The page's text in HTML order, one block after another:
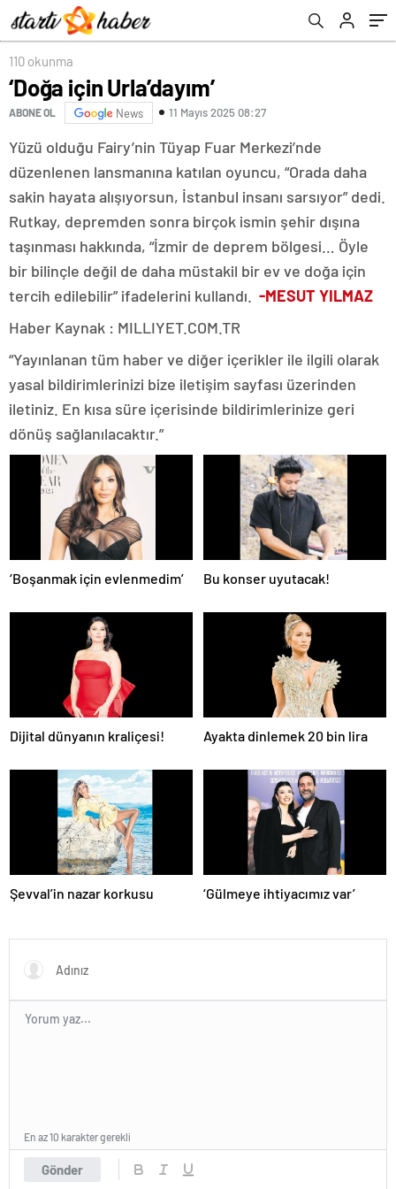
110 okunma
‘Doğa için Urla’dayım’
ABONE OL News 11 Mayıs 2025 08:27
Yüzü olduğu Fairy’nin Tüyap Fuar Merkezi’nde
düzenlenen lansmanına katılan oyuncu, “Orada daha
sakin hayata alışıyorsun, İstanbul insanı sarsıyor” dedi.
Rutkay, depremden sonra birçok ismin şehir dışına
taşınması hakkında, “İzmir de deprem bölgesi… Öyle
bir bilinçle değil de daha müstakil bir ev ve doğa için
tercih edilebilir” ifadelerini kullandı.
-MESUT YILMAZ
Haber Kaynak : MILLIYET.COM.TR
“Yayınlanan tüm haber ve diğer içerikler ile ilgili olarak
yasal bildirimlerinizi bize iletişim sayfası üzerinden
iletiniz. En kısa süre içerisinde bildirimlerinize geri
dönüş sağlanılacaktır.”
‘Boşanmak için evlenmedim’ Bu konser uyutacak!
Dijital dünyanın kraliçesi! Ayakta dinlemek 20 bin lira
Şevval’in nazar korkusu ‘Gülmeye ihtiyacımız var’
Gönder
En az 10 karakter gerekli